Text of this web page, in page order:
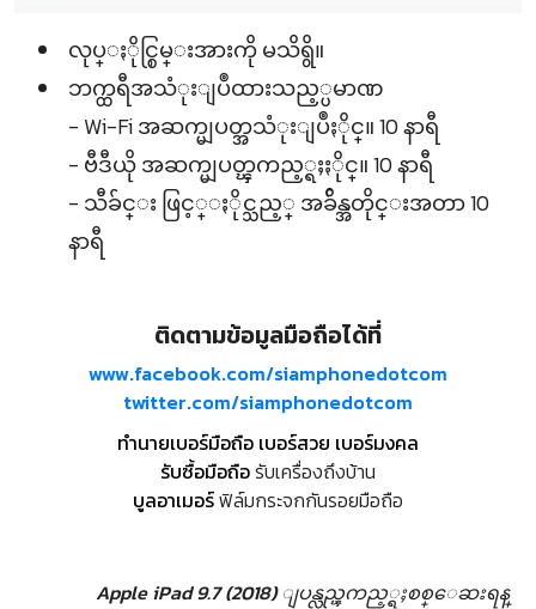
လုပ္ႏိုင္စြမ္းအားကို မသိရွိ။
ဘက္ထရီအသံုးျပဳထားသည့္ပမာဏ
- Wi-Fi အဆက္မျပတ္အသံုးျပဳႏိုင္။ 10 နာရီ
- ဗီဒီယို အဆက္မျပတ္ၾကည့္ရႈႏိုင္။ 10 နာရီ
- သီခ်င္း ဖြင့္ႏိုင္သည့္ အခ်ိန္အတိုင္းအတာ 10
နာရီ
ติดตามข้อมูลมือถือได้ที่
www.facebook.com/siamphonedotcom
twitter.com/siamphonedotcom
ทำนายเบอร์มือถือ เบอร์สวย เบอร์มงคล
รับซื้อมือถือรับเครื่องถึงบ้าน
บูลอาเมอร์ฟิล์มกระจกกันรอยมือถือ
Apple iPad 9.7 (2018) ျပန္လည္ၾကည့္ရႈစစ္ေဆးရန္